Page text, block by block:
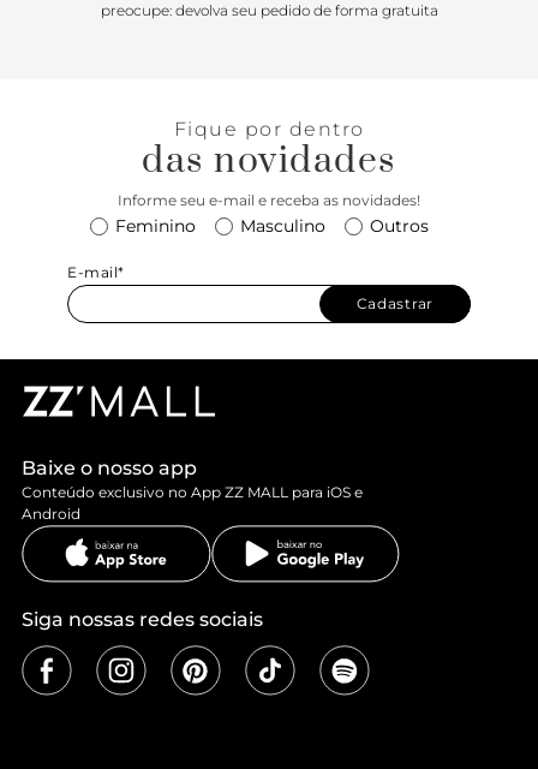
preocupe: devolva seu pedido de forma gratuita
Fique por dentro
das novidades
Informe seu e-mail e receba as novidades!
Feminino Masculino Outros
E-mail*
Cadastrar
Baixe o nosso app
Conteúdo exclusivo no App ZZ MALL para iOS e
Android
Siga nossas redes sociais